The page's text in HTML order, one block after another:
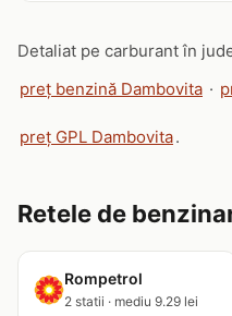
Detaliat pe carburant în
preț benzină Dambovita ·
preț GPL Dambovita.
Retele de
Rompetrol
2 statii · mediu 9.29 lei